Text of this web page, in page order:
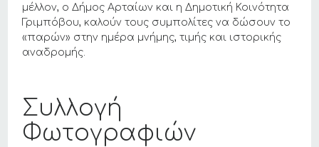
μέλλον, ο Δήμος Αρταίων και η Δημοτική Κοινότητα
Γριμπόβου, καλούν τους συμπολίτες να δώσουν το
«παρών» στην ημέρα μνήμης, τιμής και ιστορικής
αναδρομής.
Συλλογή
Φωτογραφιών